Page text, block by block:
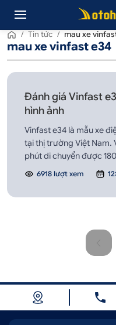
/ Tin tức / mau xe
mau xe vinfast e34
Đánh giá Vinfast
hình ảnh
Vinfast e34 là mẫu xe
tại thị trường Việt Nam.
phút di chuyển được
đổi miễn phí khi dưới
hành 10 năm. Ngoài ra,
6918 lượt xem